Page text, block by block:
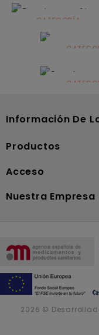
CATEGORÍA
Alimentación
infantil
Información De
Productos
Acceso
Nuestra Empresa
2026 ©